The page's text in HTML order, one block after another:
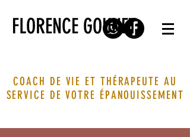
FLORENCE GOUNET
COACH DE VIE ET THÉRAPEUTE AU
SERVICE DE VOTRE ÉPANOUISSEMENT